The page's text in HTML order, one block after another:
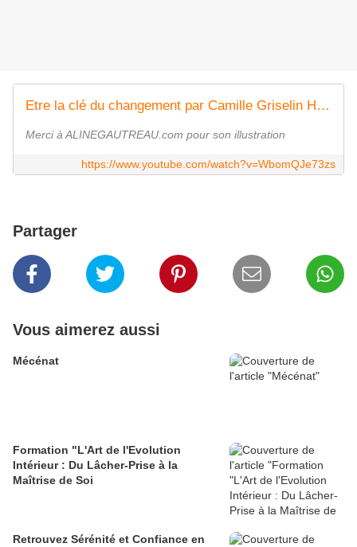
Etre la clé du changement par Camille Griselin Hypnose SAJECE
Merci à ALINEGAUTREAU.com pour son illustration
https://www.youtube.com/watch?v=WbomQJe73zs
Partager
Vous aimerez aussi
Mécénat
Formation "L'Art de l'Evolution
Intérieur : Du Lâcher-Prise à la
Maîtrise de Soi
Retrouvez Sérénité et Confiance en